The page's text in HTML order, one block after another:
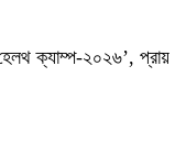
ক্যাম্প-২০২৬’, প্রায়